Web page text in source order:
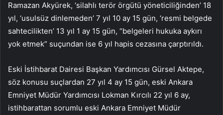
Ramazan Akyürek, ‘silahlı terör örgütü yöneticiliğinden’ 18
yıl, ‘usulsüz dinlemeden’ 7 yıl 10 ay 15 gün, ‘resmi belgede
sahtecilikten’ 13 yıl 1 ay 15 gün, “belgeleri hukuka aykırı
yok etmek” suçundan ise 6 yıl hapis cezasına çarptırıldı.
Eski İstihbarat Dairesi Başkan Yardımcısı Gürsel Aktepe,
söz konusu suçlardan 27 yıl 4 ay 15 gün, eski Ankara
Emniyet Müdür Yardımcısı Lokman Kırcılı 22 yıl 6 ay,
istihbarattan sorumlu eski Ankara Emniyet Müdür